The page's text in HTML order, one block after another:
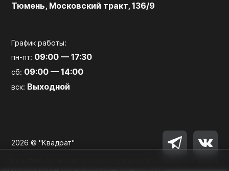
Тюмень, Московский тракт, 136/9
График работы:
пн-пт: 09:00 — 17:30
сб: 09:00 — 14:00
вск: Выходной
2026 © "Квадрат"